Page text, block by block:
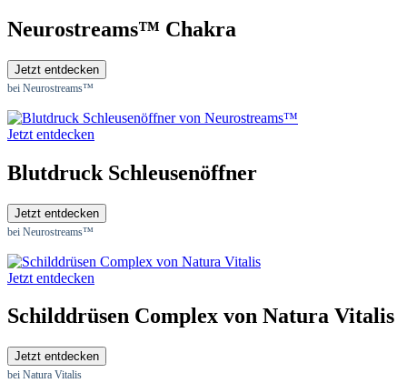
Neurostreams™ Chakra
Jetzt entdecken
bei Neurostreams™
Jetzt entdecken
Blutdruck Schleusenöffner
Jetzt entdecken
bei Neurostreams™
Jetzt entdecken
Schilddrüsen Complex von Natura Vitalis
Jetzt entdecken
bei Natura Vitalis